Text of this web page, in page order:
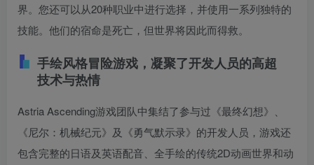
界。您还可以从20种职业中进行选择，并使用一系列独特的
技能。他们的宿命是死亡，但世界将因此而得救。
手绘风格冒险游戏，凝聚了开发人员的高超
技术与热情
Astria Ascending游戏团队中集结了参与过《最终幻想》、
《尼尔：机械纪元》及《勇气默示录》的开发人员，游戏还
包含完整的日语及英语配音、全手绘的传统2D动画世界和动